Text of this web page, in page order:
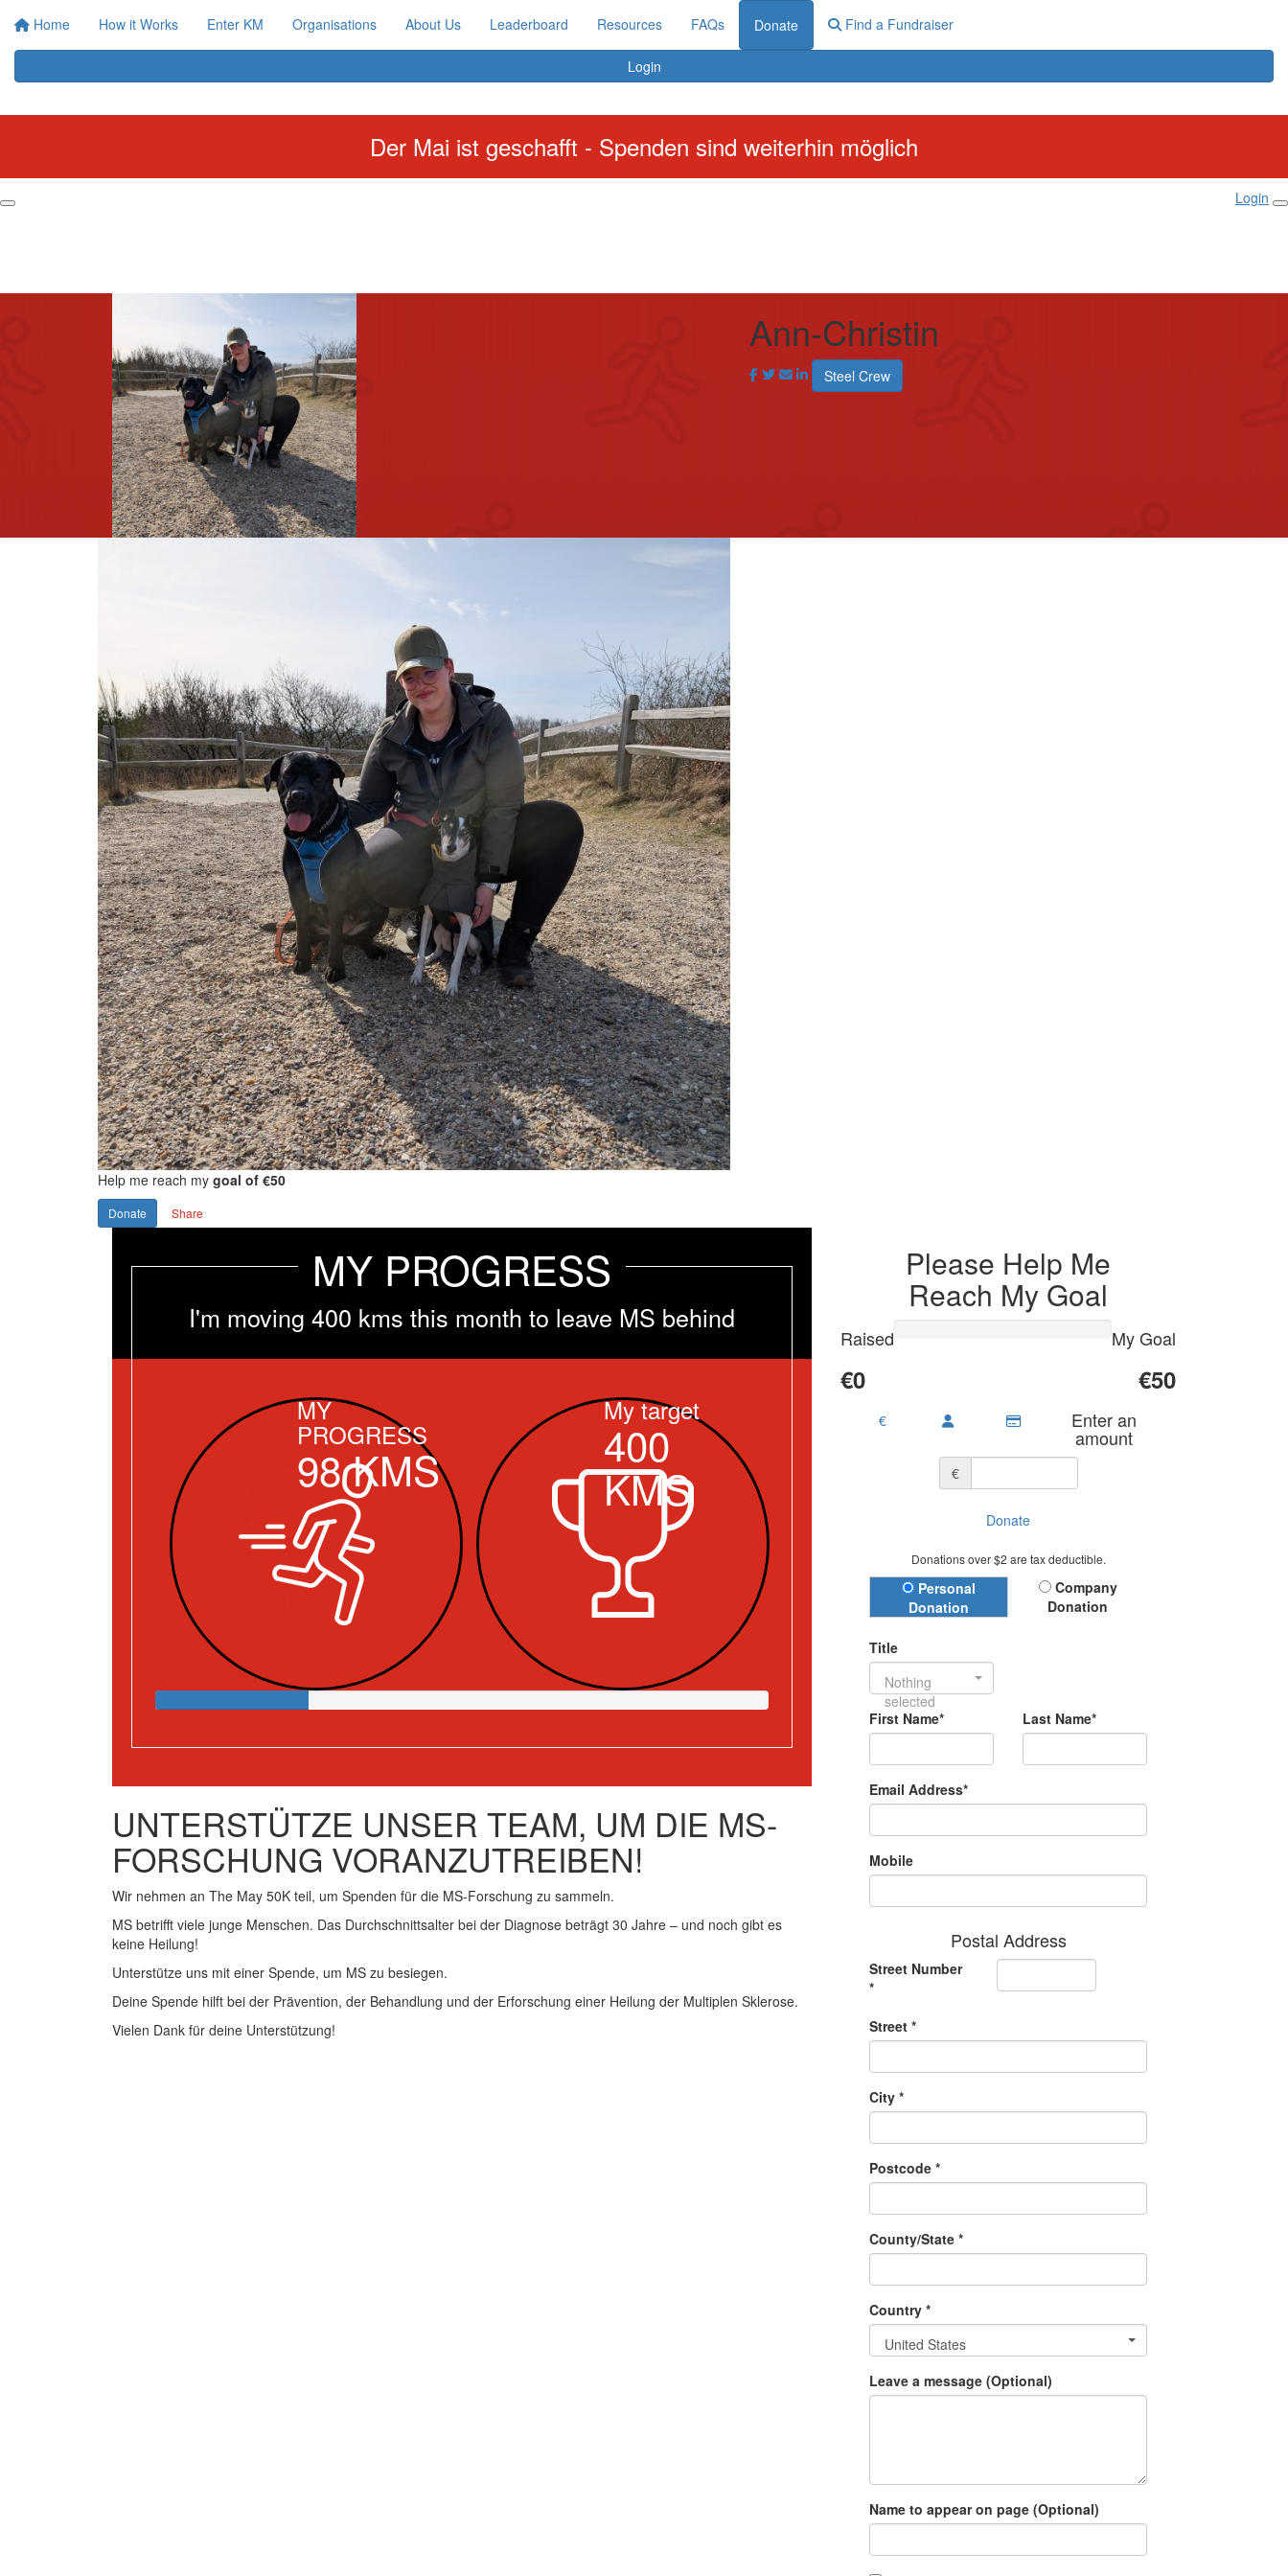
Home How it Works Enter KM Organisations About Us Leaderboard Resources FAQs Donate Find a Fundraiser
Login
Der Mai ist geschafft - Spenden sind weiterhin möglich
Login
Ann-Christin
Steel Crew
Help me reach my goal of €50
Donate Share
Please Help Me
Reach My Goal
Raised
€0
My Goal
€50
€ Enter an
amount
€
Donate
Donations over $2 are tax deductible.
Donation Type
Personal
Donation
Company
Donation
Title
Nothing
selected
First Name*
Last Name*
Email Address*
Mobile
Postal Address
Street Number
*
Street *
City *
Postcode *
County/State *
Country *
United States
Leave a message (Optional)
Name to appear on page (Optional)
MY PROGRESS
I'm moving 400 kms this month to leave MS behind
MY
PROGRESS
98KMS
My target
400
KMS
UNTERSTÜTZE UNSER TEAM, UM DIE MS-
FORSCHUNG VORANZUTREIBEN!
Wir nehmen an The May 50K teil, um Spenden für die MS-Forschung zu sammeln.
MS betrifft viele junge Menschen. Das Durchschnittsalter bei der Diagnose beträgt 30 Jahre – und noch gibt es
keine Heilung!
Unterstütze uns mit einer Spende, um MS zu besiegen.
Deine Spende hilft bei der Prävention, der Behandlung und der Erforschung einer Heilung der Multiplen Sklerose.
Vielen Dank für deine Unterstützung!